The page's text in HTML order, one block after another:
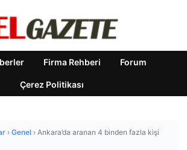
Firma Rehberi Forum
Çerez Politikası
› Genel › Ankara’da aranan 4 binden fazla kişi